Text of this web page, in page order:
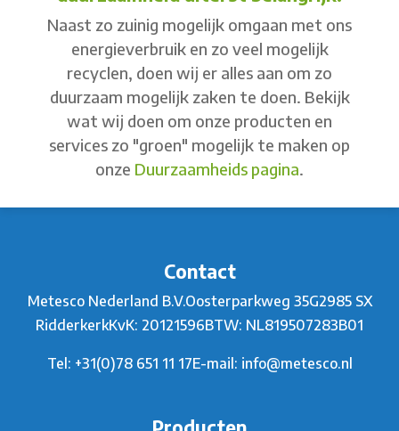
Naast zo zuinig mogelijk omgaan met ons
energieverbruik en zo veel mogelijk
recyclen, doen wij er alles aan om zo
duurzaam mogelijk zaken te doen. Bekijk
wat wij doen om onze producten en
services zo "groen" mogelijk te maken op
onze Duurzaamheids pagina.
Contact
Metesco Nederland B.V.Oosterparkweg 35G2985 SX
RidderkerkKvK: 20121596BTW: NL819507283B01
Tel: +31(0)78 651 11 17E-mail: info@metesco.nl